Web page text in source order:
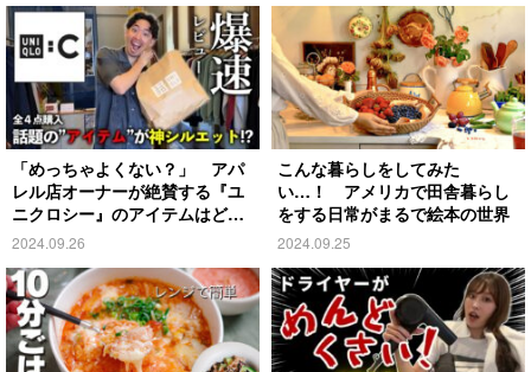
「めっちゃよくない？」 アパ
レル店オーナーが絶賛する『ユ
ニクロシー』のアイテムはど
れ？
2024.09.26
こんな暮らしをしてみた
い…！ アメリカで田舎暮らし
をする日常がまるで絵本の世界
2024.09.25